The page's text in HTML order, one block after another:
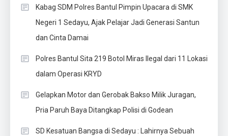
Kabag SDM Polres Bantul Pimpin Upacara di SMK
Negeri 1 Sedayu, Ajak Pelajar Jadi Generasi Santun
dan Cinta Damai
Polres Bantul Sita 219 Botol Miras Ilegal dari 11 Lokasi
dalam Operasi KRYD
Gelapkan Motor dan Gerobak Bakso Milik Juragan,
Pria Paruh Baya Ditangkap Polisi di Godean
SD Kesatuan Bangsa di Sedayu : Lahirnya Sebuah